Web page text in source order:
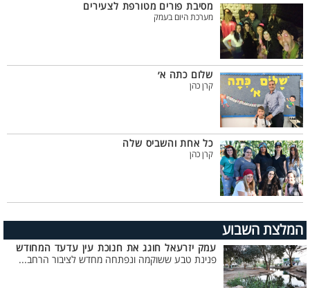
מסיבת פורים מטורפת לצעירים
מערכת היום בעמק
שלום כתה א׳
קרן כהן
כל אחת והשביס שלה
קרן כהן
המלצת השבוע
עמק יזרעאל חוגג את חנוכת עין עדעד המחודש
פנינת טבע ששוקמה ונפתחה מחדש לציבור הרחב...